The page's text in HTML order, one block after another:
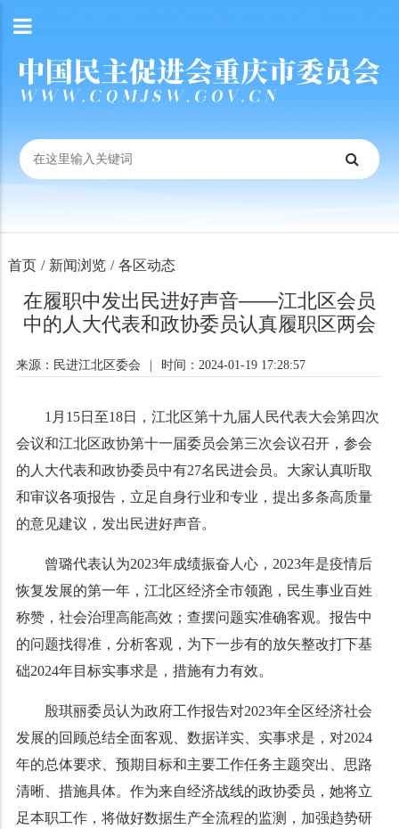
首页 / 新闻浏览 / 各区动态
在履职中发出民进好声音——江北区会员
中的人大代表和政协委员认真履职区两会
来源：民进江北区委会 时间：2024-01-19 17:28:57
1月15日至18日， 江北区第十九届人民代表大会第四次
会议和江北区政协第十一届委员会第三次会议召开，参会
的人大代表和政协委员中有27名民进会员。大家认真听取
和审议各项报告，立足自身行业和专业，提出多条高质量
的意见建议，发出民进好声音。
曾璐代表认为2023年成绩振奋人心，2023年是疫情后
恢复发展的第一年，江北区经济全市领跑，民生事业百姓
称赞，社会治理高能高效；查摆问题实准确客观。报告中
的问题找得准，分析客观，为下一步有的放矢整改打下基
础2024年目标实事求是，措施有力有效。
殷琪丽委员认为政府工作报告对2023年全区经济社会
发展的回顾总结全面客观、数据详实、实事求是，对2024
年的总体要求、预期目标和主要工作任务主题突出、思路
清晰、措施具体。作为来自经济战线的政协委员，她将立
足本职工作，将做好数据生产全流程的监测，加强趋势研